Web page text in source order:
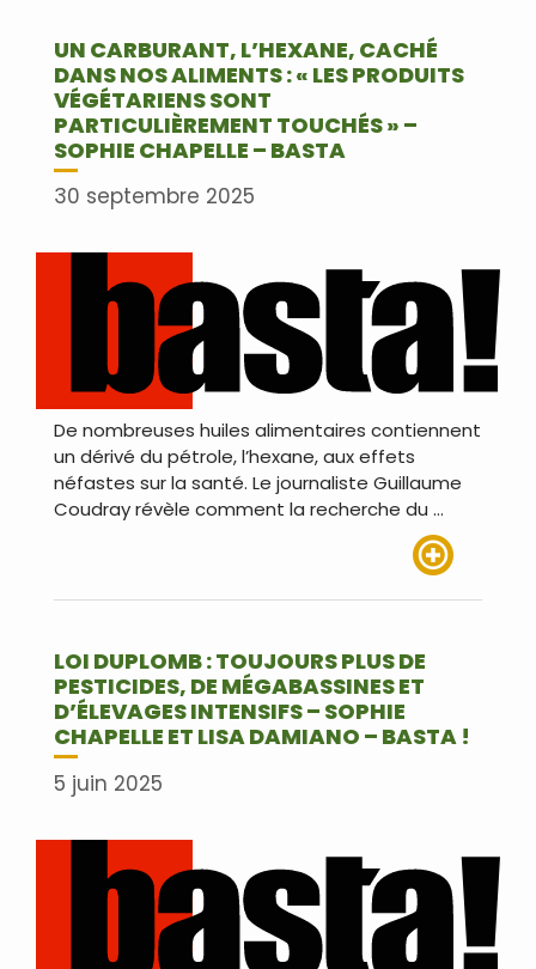
UN CARBURANT, L’HEXANE, CACHÉ
DANS NOS ALIMENTS : « LES PRODUITS
VÉGÉTARIENS SONT
PARTICULIÈREMENT TOUCHÉS » –
SOPHIE CHAPELLE – BASTA
30 septembre 2025
De nombreuses huiles alimentaires contiennent
un dérivé du pétrole, l’hexane, aux effets
néfastes sur la santé. Le journaliste Guillaume
Coudray révèle comment la recherche du …
LOI DUPLOMB : TOUJOURS PLUS DE
PESTICIDES, DE MÉGABASSINES ET
D’ÉLEVAGES INTENSIFS – SOPHIE
CHAPELLE ET LISA DAMIANO – BASTA !
5 juin 2025